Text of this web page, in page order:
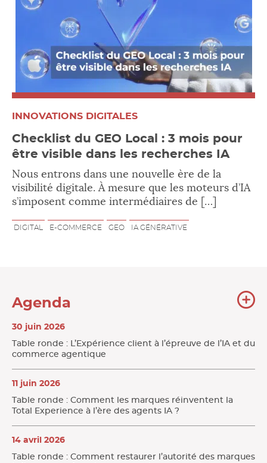
INNOVATIONS DIGITALES
Checklist du GEO Local : 3 mois pour
être visible dans les recherches IA
Nous entrons dans une nouvelle ère de la
visibilité digitale. À mesure que les moteurs d’IA
s’imposent comme intermédiaires de […]
DIGITAL E-COMMERCE GEO IA GÉNÉRATIVE
Agenda
30 juin 2026
Table ronde : L’Expérience client à l’épreuve de l’IA et du
commerce agentique
11 juin 2026
Table ronde : Comment les marques réinventent la
Total Experience à l’ère des agents IA ?
14 avril 2026
Table ronde : Comment restaurer l’autorité des marques